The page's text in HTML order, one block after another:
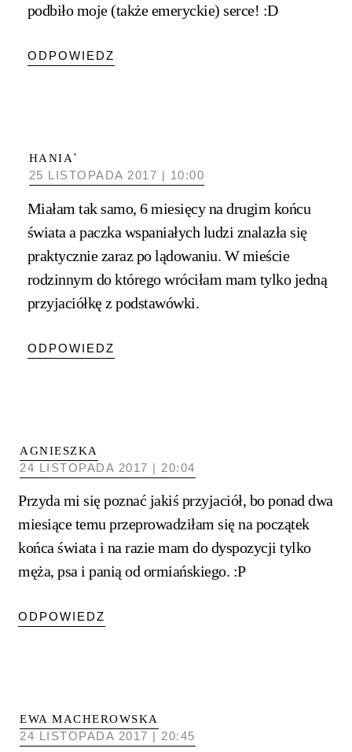
podbiło moje (także emeryckie) serce! :D
ODPOWIEDZ
HANIA`
25 LISTOPADA 2017 | 10:00
Miałam tak samo, 6 miesięcy na drugim końcu
świata a paczka wspaniałych ludzi znalazła się
praktycznie zaraz po lądowaniu. W mieście
rodzinnym do którego wróciłam mam tylko jedną
przyjaciółkę z podstawówki.
ODPOWIEDZ
AGNIESZKA
24 LISTOPADA 2017 | 20:04
Przyda mi się poznać jakiś przyjaciół, bo ponad dwa
miesiące temu przeprowadziłam się na początek
końca świata i na razie mam do dyspozycji tylko
męża, psa i panią od ormiańskiego. :P
ODPOWIEDZ
EWA MACHEROWSKA
24 LISTOPADA 2017 | 20:45